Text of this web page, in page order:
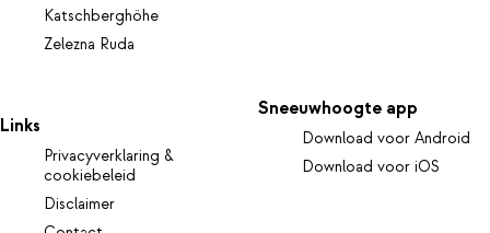
Katschberghöhe
Zelezna Ruda
Links
Privacyverklaring &
cookiebeleid
Disclaimer
Sneeuwhoogte app
Download voor Android
Download voor iOS